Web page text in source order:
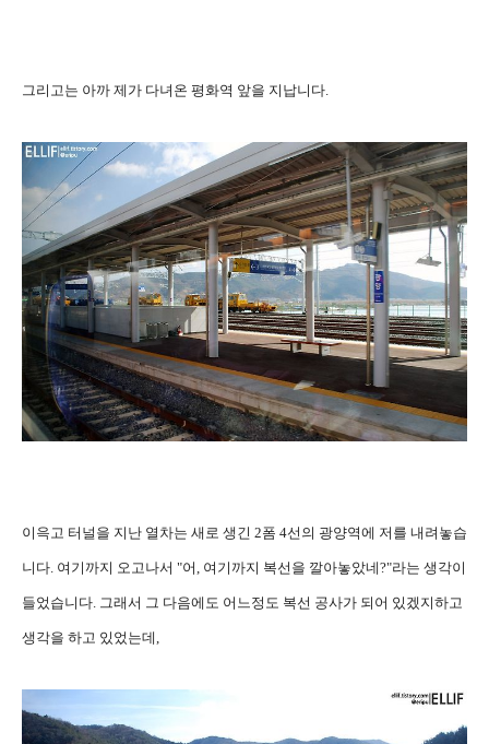
그리고는 아까 제가 다녀온 평화역 앞을 지납니다.
이윽고 터널을 지난 열차는 새로 생긴 2폼 4선의 광양역에 저를 내려놓습
니다. 여기까지 오고나서 "어, 여기까지 복선을 깔아놓았네?"라는 생각이
들었습니다. 그래서 그 다음에도 어느정도 복선 공사가 되어 있겠지하고
생각을 하고 있었는데,